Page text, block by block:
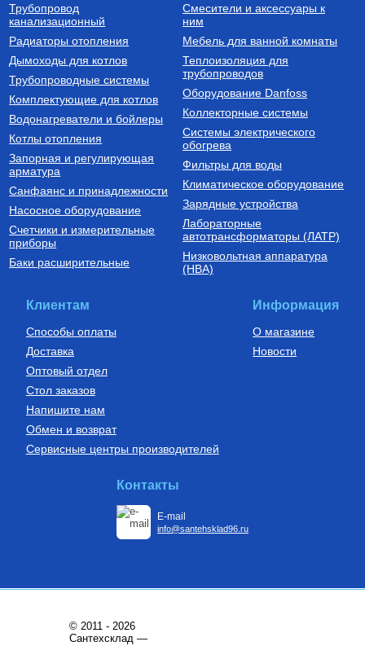
Радиаторы алюминиевые
Optima 500/80/1
740Руб.
Купить
Коллекторные блоки из
Коллекторный блок из
нержавеющей стали со
встроенными расходомерами
1", 6 x 3/4", "евроконус" SMS
0907 000006
30 773Руб.
Трубы из сшитого полиэтилена
полиэтилена с кислородным
149Руб.
Купить
Трубопровод
канализационный
Радиаторы отопления
Дымоходы для котлов
Трубопроводные системы
Комплектующие для котлов
Водонагреватели и бойлеры
Котлы отопления
Запорная и регулирующая
арматура
Санфаянс и принадлежности
Насосное оборудование
Счетчики и измерительные
приборы
Баки расширительные
Смесители и аксессуары к
ним
Мебель для ванной комнаты
Теплоизоляция для
трубопроводов
Оборудование Danfoss
Коллекторные системы
Системы электрического
обогрева
Фильтры для воды
Климатическое оборудование
Зарядные устройства
Лабораторные
автотрансформаторы (ЛАТР)
Низковольтная аппаратура
(НВА)
Клиентам
Способы оплаты
Доставка
Оптовый отдел
Стол заказов
Напишите нам
Обмен и возврат
Сервисные центры производителей
Информация
О магазине
Новости
Контакты
E-mail
info@santehsklad96.ru
© 2011 - 2026
Сантехсклад —